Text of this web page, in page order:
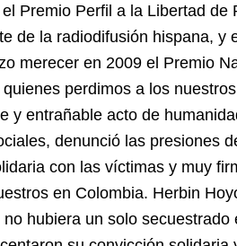
Premio Perfil a la Libertad de
de la radiodifusión hispana, y
merecer en 2009 el Premio
perdimos a los
y entrañable acto de
denunció las presiones
con las víctimas y muy
en Colombia. Herbin
hubiera un solo